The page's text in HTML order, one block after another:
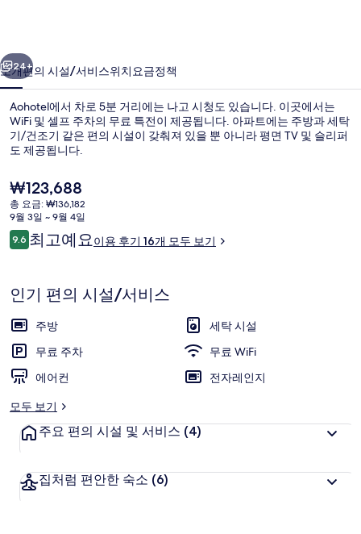
트윈룸, 금연 | 암막 커튼, 무료 WiFi, 침
다음
24+
소개편의 시설/서비스위치요금정책
Aohotel에서 차로 5분 거리에는 나고 시청도 있습니다. 이곳에서는
WiFi 및 셀프 주차의 무료 특전이 제공됩니다. 아파트에는 주방과 세탁
기/건조기 같은 편의 시설이 갖춰져 있을 뿐 아니라 평면 TV 및 슬리퍼
도 제공됩니다.
현
재
가
격
은
₩123,688
총 요금: ₩136,182
9월 3일 ~ 9월 4일
이
용
기
9.610점 만점 중 9.6점.
최고예요이용 후기 16개 모두 보기
인기 편의 시설/서비스
주방
세탁 시설
무료 주차
무료 WiFi
에어컨
전자레인지
모두 보기
주요 편의 시설 및 서비스 (4)
집처럼 편안한 숙소 (6)